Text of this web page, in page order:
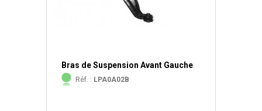
Bras de Suspension Avant Gauche
Réf. : LPA0A02B